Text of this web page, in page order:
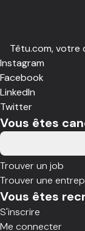
Têtu.com, votre
Instagram
Facebook
LinkedIn
Twitter
Vous êtes
Trouver un job
Trouver une
Vous êtes
S'inscrire
Me connecter